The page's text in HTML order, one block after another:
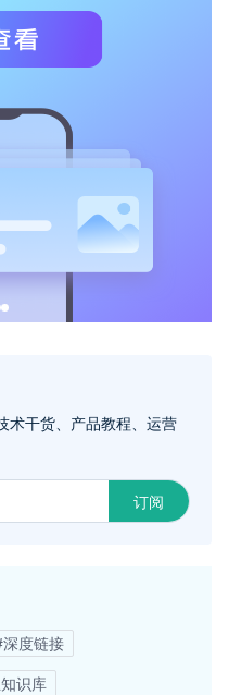
术干货、产品教程、运营
订阅
度链接
识库